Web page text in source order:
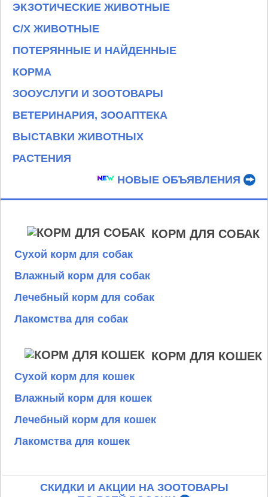
ЭКЗОТИЧЕСКИЕ ЖИВОТНЫЕ
С/Х ЖИВОТНЫЕ
ПОТЕРЯННЫЕ И НАЙДЕННЫЕ
КОРМА
ЗООУСЛУГИ И ЗООТОВАРЫ
ВЕТЕРИНАРИЯ, ЗООАПТЕКА
ВЫСТАВКИ ЖИВОТНЫХ
РАСТЕНИЯ
НОВЫЕ ОБЪЯВЛЕНИЯ
КОРМ ДЛЯ СОБАК
Сухой корм для собак
Влажный корм для собак
Лечебный корм для собак
Лакомства для собак
КОРМ ДЛЯ КОШЕК
Сухой корм для кошек
Влажный корм для кошек
Лечебный корм для кошек
Лакомства для кошек
СКИДКИ И АКЦИИ НА ЗООТОВАРЫ